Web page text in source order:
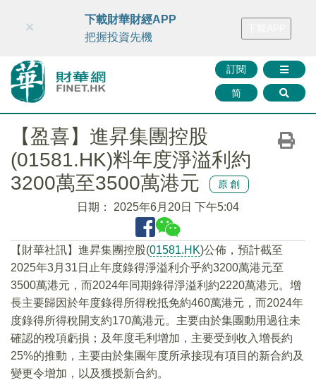
財華智庫網 FINTV FINMETA 財華證券 媒體矩陣
訂閱
简
×
下載財華財經APP
把握投資先機
【盈喜】進昇集團控股
(01581.HK)料年度淨溢利約
3200萬至3500萬港元
原創
日期： 2025年6月20日 下午5:04
【財華社訊】進昇集團控股(01581.HK)公佈，預計截至
2025年3月31日止年度錄得淨溢利介乎約3200萬港元至
3500萬港元，而2024年同期錄得淨溢利約2220萬港元。增
長主要歸因於年度錄得所得稅抵免約460萬港元，而2024年
度錄得所得稅開支約170萬港元。主要由於集團動用過往未
確認的稅項虧損；及年度毛利增加，主要受到收入增長約
25%的推動，主要由於集團年度所承接現有項目的新合約及
變更令增加，以及獲授新合約。